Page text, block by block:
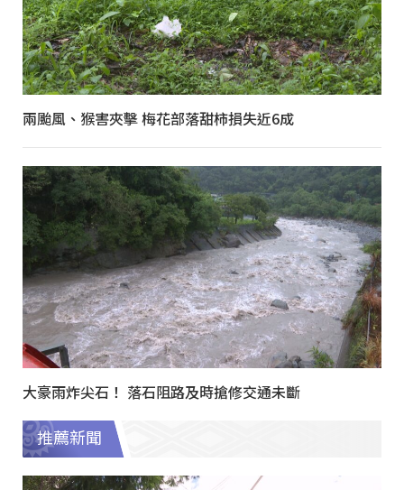
兩颱風、猴害夾擊 梅花部落甜柿損失近6成
大豪雨炸尖石！ 落石阻路及時搶修交通未斷
推薦新聞